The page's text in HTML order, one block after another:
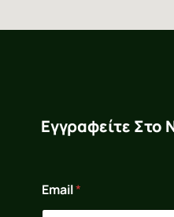
Εγγραφείτε
m
a
Email*